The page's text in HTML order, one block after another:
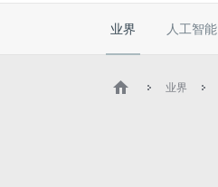
业界 人工智能
业界